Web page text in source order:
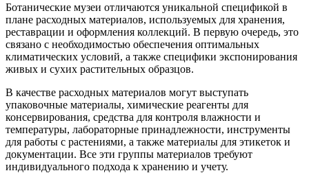
Ботанические музеи отличаются уникальной спецификой в
плане расходных материалов, используемых для хранения,
реставрации и оформления коллекций. В первую очередь, это
связано с необходимостью обеспечения оптимальных
климатических условий, а также специфики экспонирования
живых и сухих растительных образцов.
В качестве расходных материалов могут выступать
упаковочные материалы, химические реагенты для
консервирования, средства для контроля влажности и
температуры, лабораторные принадлежности, инструменты
для работы с растениями, а также материалы для этикеток и
документации. Все эти группы материалов требуют
индивидуального подхода к хранению и учету.